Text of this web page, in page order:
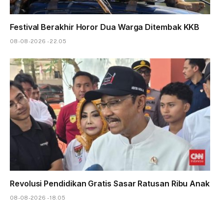
Festival Berakhir Horor Dua Warga Ditembak KKB
08-08-2026 - 22.05
Revolusi Pendidikan Gratis Sasar Ratusan Ribu Anak
08-08-2026 - 18.05